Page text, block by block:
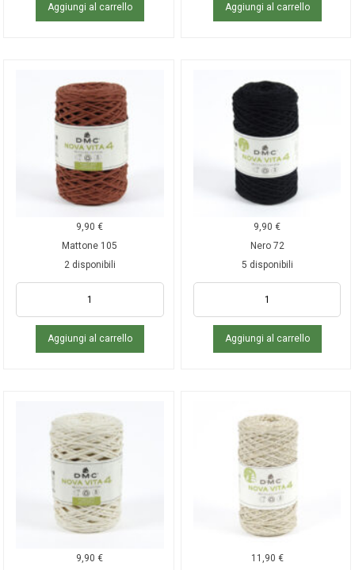
Aggiungi al carrello Aggiungi al carrello
9,90€
Mattone 105
2 disponibili
Aggiungi al carrello
9,90€
Nero 72
5 disponibili
Aggiungi al carrello
9,90€
11,90 €